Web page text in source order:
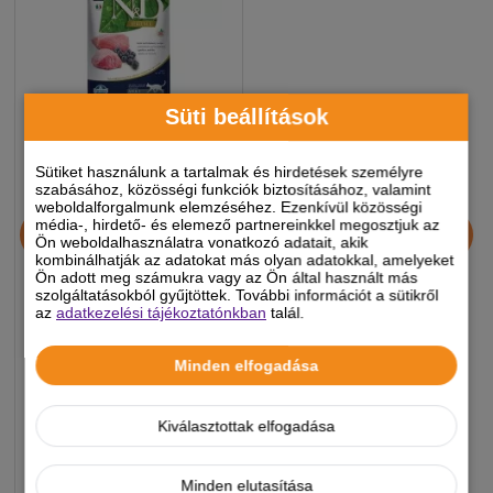
Süti beállítások
Sütiket használunk a tartalmak és hirdetések személyre
szabásához, közösségi funkciók biztosításához, valamint
weboldalforgalmunk elemzéséhez. Ezenkívül közösségi
média-, hirdető- és elemező partnereinkkel megosztjuk az
Ön weboldalhasználatra vonatkozó adatait, akik
kombinálhatják az adatokat más olyan adatokkal, amelyeket
Ön adott meg számukra vagy az Ön által használt más
szolgáltatásokból gyűjtöttek. További információt a sütikről
azadatkezelési tájékoztatónkban talál.
Minden elfogadása
Kiválasztottak elfogadása
Minden elutasítása
N&D Prime Cat bárány &
áfonya Adult 5kg
21 990 Ft
Felhasználható kupon:
KOSÁRBA